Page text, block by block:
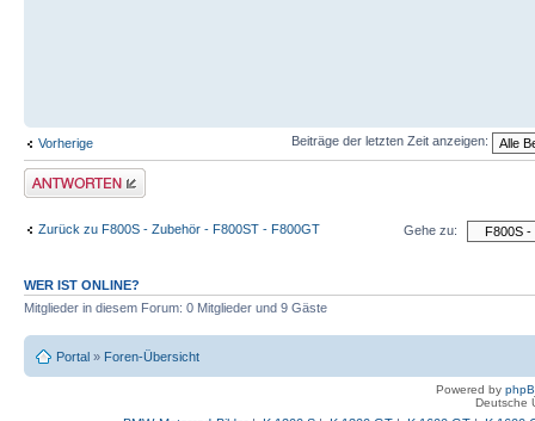
Vorherige Beiträge der letzten Zeit anzeigen:
Antwort schreiben
Zurück zu F800S - Zubehör - F800ST - F800GT Gehe zu:
WER IST ONLINE?
Mitglieder in diesem Forum: 0 Mitglieder und 9 Gäste
Portal » Foren-Übersicht
Powered by
Deutsche